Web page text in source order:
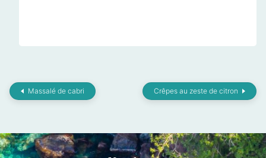
Massalé de cabri Crêpes au zeste de citron